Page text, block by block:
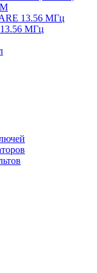
13.56 МГц
МГц